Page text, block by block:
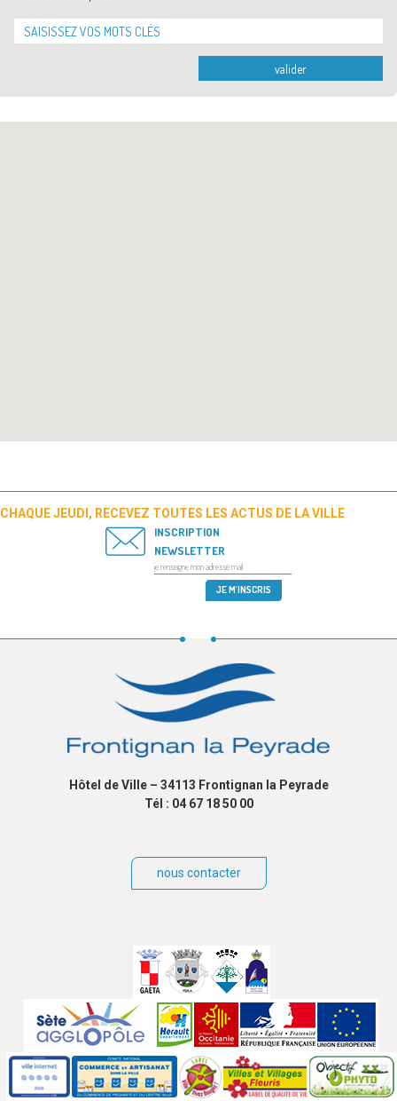
valider
CHAQUE JEUDI, RECEVEZ TOUTES LES ACTUS DE LA VILLE
INSCRIPTION
NEWSLETTER
Hôtel de Ville – 34113 Frontignan la Peyrade
Tél : 04 67 18 50 00
nous contacter
partenaires
Labels